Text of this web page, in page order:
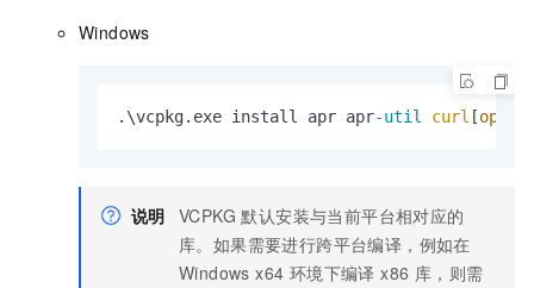
Windows
.\vcpkg.exe install apr apr-util curl [
说明 VCPKG 默认安装与当前平台相对应的
库。如果需要进行跨平台编译，例如在
Windows x64 环境下编译 x86 库，则需